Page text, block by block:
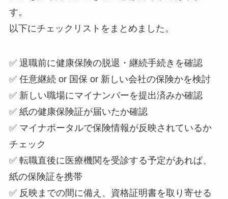
す。
以下にチェックリストをまとめました。
✅ 退職前に健康保険の脱退・継続手続きを確認
✅ 任意継続 or 国保 or 新しい会社の保険かを検討
✅ 新しい職場にマイナンバーを提出済みか確認
✅ 紙の健康保険証が届いたか確認
✅ マイナポータルで保険情報が反映されているか
チェック
✅ 転職直後に医療機関を受診する予定があれば、
紙の保険証を携帯
✅ 反映までの間に備え、資格証明書を取り寄せる